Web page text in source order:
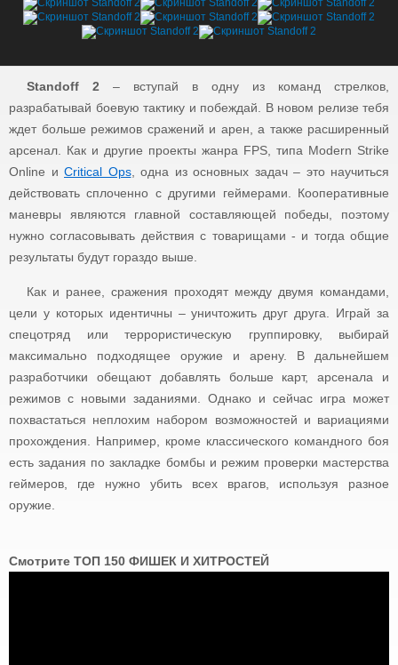
Standoff 2 – вступай в одну из команд стрелков,
разрабатывай боевую тактику и побеждай. В новом релизе тебя
ждет больше режимов сражений и арен, а также расширенный
арсенал. Как и другие проекты жанра FPS, типа Modern Strike
Online и Critical Ops, одна из основных задач – это научиться
действовать сплоченно с другими геймерами. Кооперативные
маневры являются главной составляющей победы, поэтому
нужно согласовывать действия с товарищами - и тогда общие
результаты будут гораздо выше.
Как и ранее, сражения проходят между двумя командами,
цели у которых идентичны – уничтожить друг друга. Играй за
спецотряд или террористическую группировку, выбирай
максимально подходящее оружие и арену. В дальнейшем
разработчики обещают добавлять больше карт, арсенала и
режимов с новыми заданиями. Однако и сейчас игра может
похвастаться неплохим набором возможностей и вариациями
прохождения. Например, кроме классического командного боя
есть задания по закладке бомбы и режим проверки мастерства
геймеров, где нужно убить всех врагов, используя разное
оружие.
Смотрите ТОП 150 ФИШЕК И ХИТРОСТЕЙ